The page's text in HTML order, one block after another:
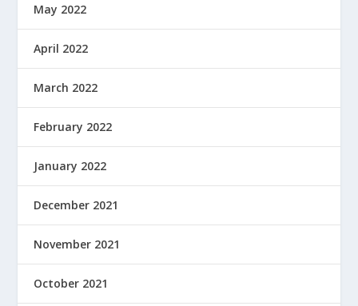
May 2022
April 2022
March 2022
February 2022
January 2022
December 2021
November 2021
October 2021